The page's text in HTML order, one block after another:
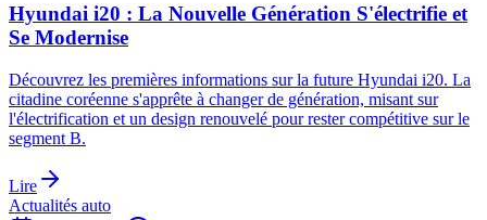
Hyundai i20 : La Nouvelle Génération S'électrifie et
Se Modernise
Découvrez les premières informations sur la future Hyundai i20. La
citadine coréenne s'apprête à changer de génération, misant sur
l'électrification et un design renouvelé pour rester compétitive sur le
segment B.
Lire
Actualités auto